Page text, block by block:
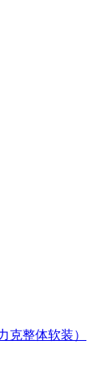
克整体软装）